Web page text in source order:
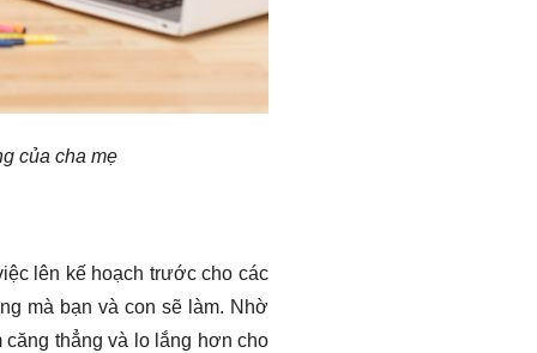
của cha mẹ
lên kế hoạch trước cho các
mà bạn và con sẽ làm. Nhờ
căng thẳng và lo lắng hơn cho